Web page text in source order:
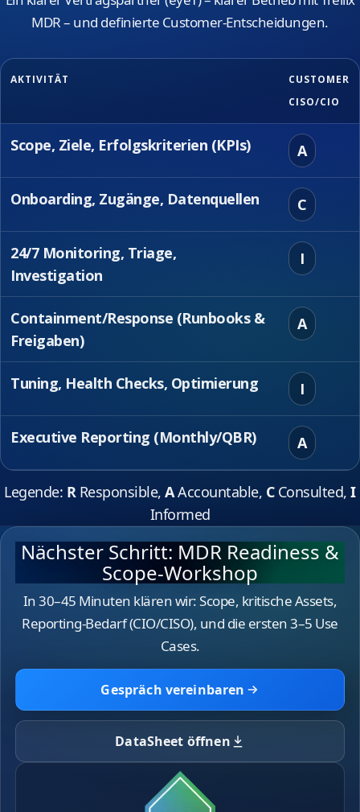
MDR – und definierte Customer‑Entscheidungen.
AKTIVITÄT
CUSTOMER
CISO/CIO
Scope, Ziele, Erfolgskriterien (KPIs) A
Onboarding, Zugänge, Datenquellen C
24/7 Monitoring, Triage,
Investigation
I
Containment/Response (Runbooks &
Freigaben)
A
Tuning, Health Checks, Optimierung I
Executive Reporting (Monthly/QBR) A
Legende: RResponsible,AAccountable, CConsulted,I
Informed
Nächster Schritt: MDR Readiness &
Scope‑Workshop
In 30–45 Minuten klären wir: Scope, kritische Assets,
Reporting‑Bedarf (CIO/CISO), und die ersten 3–5 Use
Cases.
Gespräch vereinbaren
DataSheet öffnen